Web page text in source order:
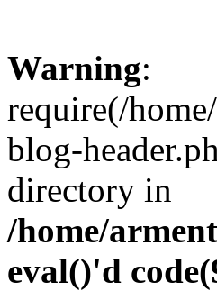
Warning:
require(/
blog-
directory in
/home/
eval()'d